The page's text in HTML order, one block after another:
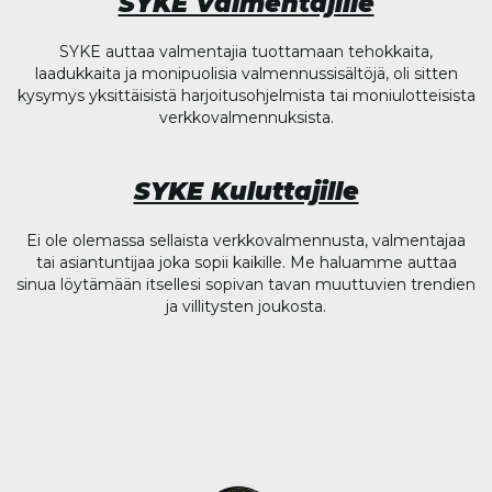
SYKE auttaa valmentajia tuottamaan tehokkaita,
laadukkaita ja monipuolisia valmennussisältöjä, oli sitten
kysymys yksittäisistä harjoitusohjelmista tai moniulotteisista
verkkovalmennuksista.
SYKE Kuluttajille
Ei ole olemassa sellaista verkkovalmennusta, valmentajaa
tai asiantuntijaa joka sopii kaikille. Me haluamme auttaa
sinua löytämään itsellesi sopivan tavan muuttuvien trendien
ja villitysten joukosta.